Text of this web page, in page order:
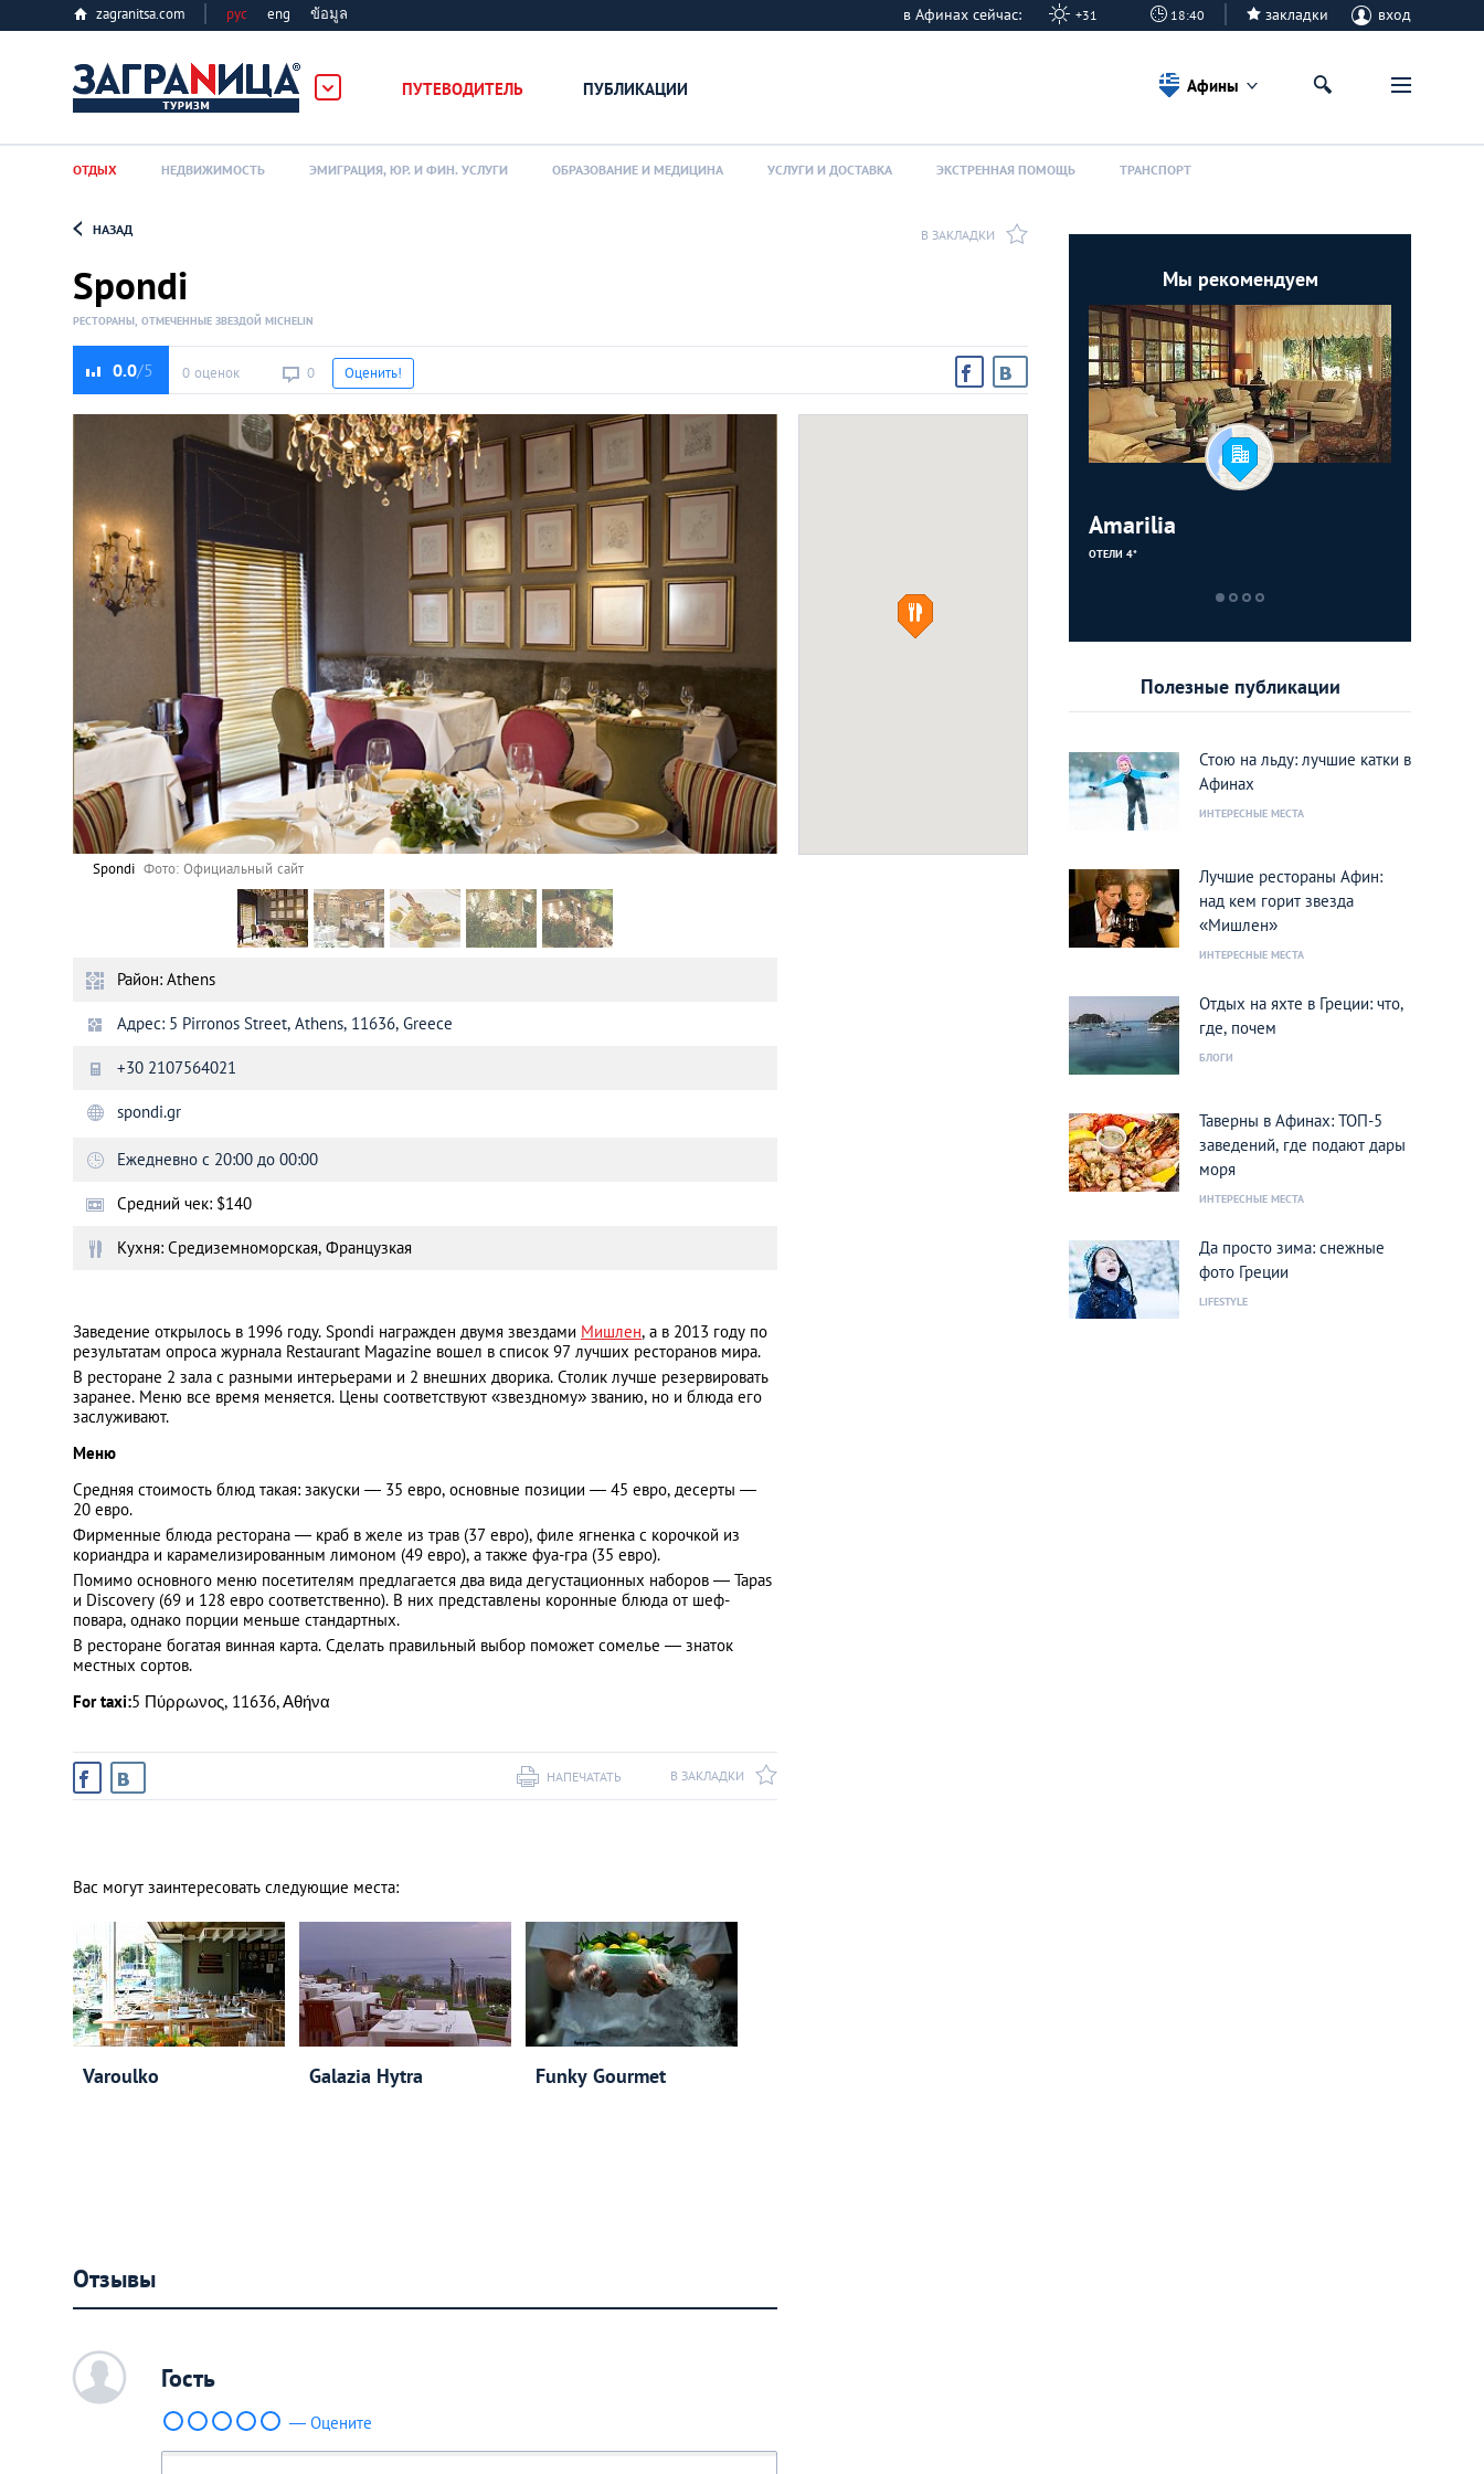
zagranitsa.com рус eng ข้อมูล в Афинах сейчас: +31 18:40 закладки вход
ПУТЕВОДИТЕЛЬ ПУБЛИКАЦИИ
Алматы
Астана
Афины
Киев
Лондон
Лос-Анджелес
Москва
Париж
Паттайя
Loading...
Афины
ОТДЫХ НЕДВИЖИМОСТЬ ЭМИГРАЦИЯ, ЮР. И ФИН. УСЛУГИ ОБРАЗОВАНИЕ И МЕДИЦИНА УСЛУГИ И ДОСТАВКА ЭКСТРЕННАЯ ПОМОЩЬ ТРАНСПОРТ
НАЗАД В ЗАКЛАДКИ
Spondi
РЕСТОРАНЫ, ОТМЕЧЕННЫЕ ЗВЕЗДОЙ MICHELIN
0.0 0 оценок 0 Оценить!
Spondi Фото: Официальный сайт
Район: Athens
Адрес: 5 Pirronos Street, Athens, 11636, Greece
+30 2107564021
spondi.gr
Ежедневно с 20:00 до 00:00
Средний чек: $140
Кухня: Средиземноморская, Французкая
Заведение открылось в 1996 году. Spondi награжден двумя звездами Мишлен, а в 2013 году по
результатам опроса журнала Restaurant Magazine вошел в список 97 лучших ресторанов мира.
В ресторане 2 зала с разными интерьерами и 2 внешних дворика. Столик лучше резервировать
заранее. Меню все время меняется. Цены соответствуют «звездному» званию, но и блюда его
заслуживают.
Меню
Средняя стоимость блюд такая: закуски — 35 евро, основные позиции — 45 евро, десерты —
20 евро.
Фирменные блюда ресторана — краб в желе из трав (37 евро), филе ягненка с корочкой из
кориандра и карамелизированным лимоном (49 евро), а также фуа-гра (35 евро).
Помимо основного меню посетителям предлагается два вида дегустационных наборов — Tapas
и Discovery (69 и 128 евро соответственно). В них представлены коронные блюда от шеф-
повара, однако порции меньше стандартных.
В ресторане богатая винная карта. Сделать правильный выбор поможет сомелье — знаток
местных сортов.
For taxi:5 Πύρρωνος, 11636, Αθήνα
В ЗАКЛАДКИ
НАПЕЧАТАТЬ
Вас могут заинтересовать следующие места:
Varoulko Galazia Hytra Funky Gourmet
Мы рекомендуем
Amarilia
ОТЕЛИ 4*
Полезные публикации
Стою на льду: лучшие катки в
Афинах
ИНТЕРЕСНЫЕ МЕСТА
Лучшие рестораны Афин:
над кем горит звезда
«Мишлен»
ИНТЕРЕСНЫЕ МЕСТА
Отдых на яхте в Греции: что,
где, почем
БЛОГИ
Таверны в Афинах: ТОП-5
заведений, где подают дары
моря
ИНТЕРЕСНЫЕ МЕСТА
Да просто зима: снежные
фото Греции
LIFESTYLE
Отзывы
c Гость
— Оцените